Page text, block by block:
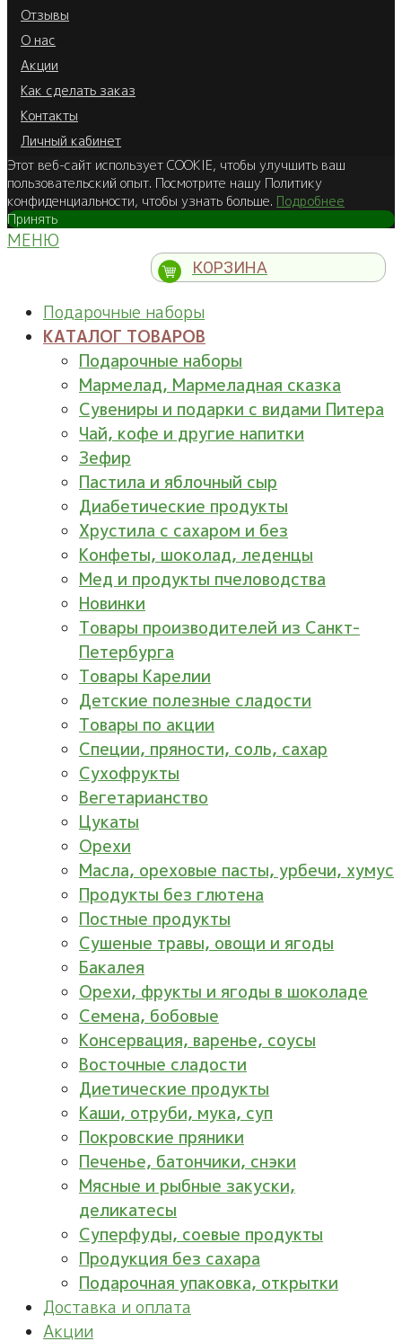
Отзывы
О нас
Акции
Как сделать заказ
Контакты
Личный кабинет
Этот веб-сайт использует COOKIE, чтобы улучшить ваш
пользовательский опыт. Посмотрите нашу Политику
конфиденциальности, чтобы узнать больше. Подробнее
Принять
МЕНЮ
КОРЗИНА
Подарочные наборы
КАТАЛОГ ТОВАРОВ
Подарочные наборы
Мармелад, Мармеладная сказка
Сувениры и подарки с видами Питера
Чай, кофе и другие напитки
Зефир
Пастила и яблочный сыр
Диабетические продукты
Хрустила с сахаром и без
Конфеты, шоколад, леденцы
Мед и продукты пчеловодства
Новинки
Товары производителей из Санкт-
Петербурга
Товары Карелии
Детские полезные сладости
Товары по акции
Специи, пряности, соль, сахар
Сухофрукты
Вегетарианство
Цукаты
Орехи
Масла, ореховые пасты, урбечи, хумус
Продукты без глютена
Постные продукты
Сушеные травы, овощи и ягоды
Бакалея
Орехи, фрукты и ягоды в шоколаде
Семена, бобовые
Консервация, варенье, соусы
Восточные сладости
Диетические продукты
Каши, отруби, мука, суп
Покровские пряники
Печенье, батончики, снэки
Мясные и рыбные закуски,
деликатесы
Суперфуды, соевые продукты
Продукция без сахара
Подарочная упаковка, открытки
Доставка и оплата
Акции